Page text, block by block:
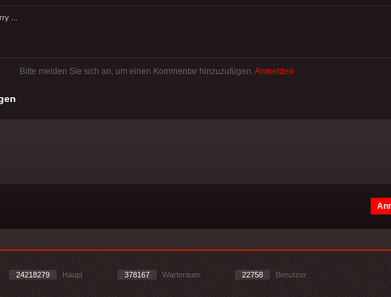
...
Bitte melden Sie sich an, um einen Kommentar hinzuzufügen. Anmelden
24218279 Haupt 378167 Warteraum 22758 Benutzer